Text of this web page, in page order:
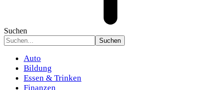
Suchen
Auto
Bildung
Essen & Trinken
Finanzen